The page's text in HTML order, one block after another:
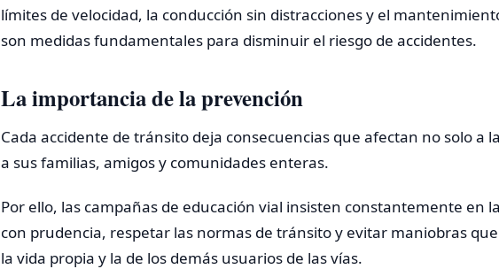
límites de velocidad, la conducción sin distracciones y el
son medidas fundamentales para disminuir el riesgo de accidentes.
La importancia de la prevención
Cada accidente de tránsito deja consecuencias que afectan no solo a
a sus familias, amigos y comunidades enteras.
Por ello, las campañas de educación vial insisten constantemente en
con prudencia, respetar las normas de tránsito y evitar maniobras
la vida propia y la de los demás usuarios de las vías.